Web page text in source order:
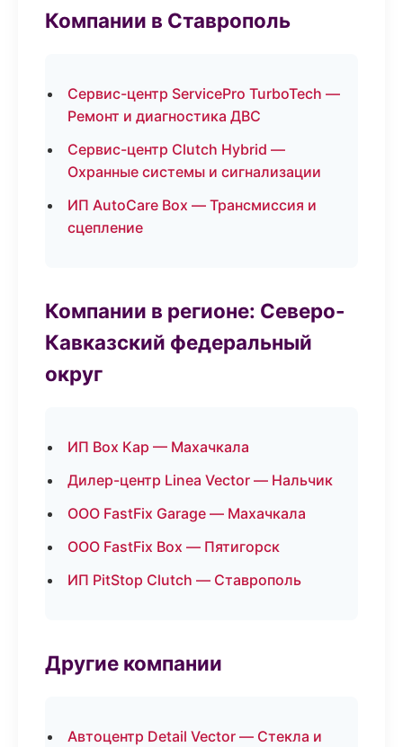
Компании в Ставрополь
Сервис-центр ServicePro TurboTech —
Ремонт и диагностика ДВС
Сервис-центр Clutch Hybrid —
Охранные системы и сигнализации
ИП AutoCare Box — Трансмиссия и
сцепление
Компании в регионе: Северо-
Кавказский федеральный
округ
ИП Box Кар — Махачкала
Дилер-центр Linea Vector — Нальчик
ООО FastFix Garage — Махачкала
ООО FastFix Box — Пятигорск
ИП PitStop Clutch — Ставрополь
Другие компании
Автоцентр Detail Vector — Стекла и